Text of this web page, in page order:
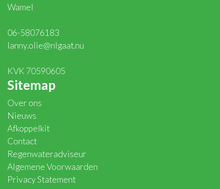
Wamel
06-58076183
lanny.olie@nlgaat.nu
KVK 70590605
Sitemap
Over ons
Nieuws
Afkoppelkit
Contact
Regenwateradviseur
Algemene Voorwaarden
Privacy Statement